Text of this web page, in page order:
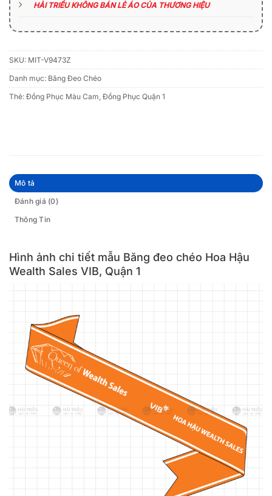
HẢI TRIỀU KHÔNG BÁN LẺ ÁO CỦA THƯƠNG HIỆU
SKU: MIT-V9473Z
Danh mục: Băng Đeo Chéo
Thẻ: Đồng Phục Màu Cam Đồng Phục Quận 1
Mô tả
Đánh giá (0)
Thông Tin
Hình ảnh chi tiết mẫu Băng đeo chéo Hoa Hậu
Wealth Sales VIB, Quận 1